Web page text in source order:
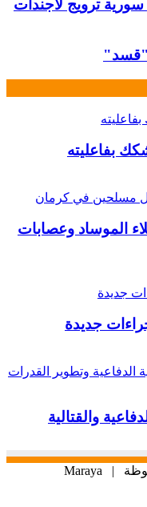
ترويج لأجندات
بفاعليته
الموساد وعصابات
جديدة
والقتالية
Maraya